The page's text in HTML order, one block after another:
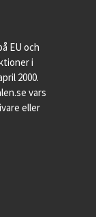
EU och
i
2000.
vars
eller